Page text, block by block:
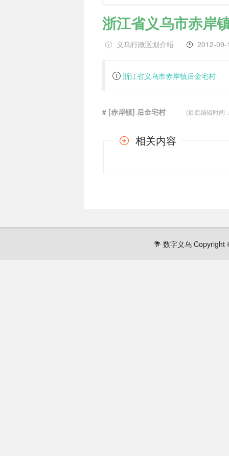
浙江省义乌市赤岸
义乌行政区划介绍 2012-09-
浙江省义乌市赤岸镇后金宅村
# [赤岸镇] 后金宅村 {最后编辑时间：
相关内容
数字义乌